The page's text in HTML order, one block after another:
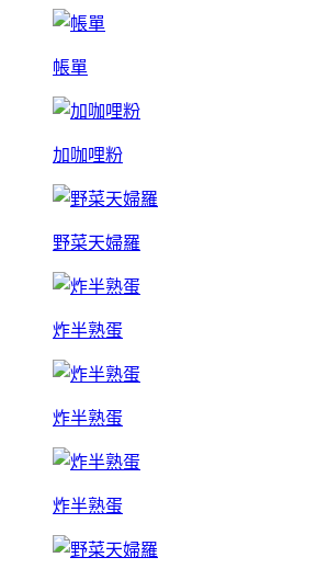
帳單
加咖哩粉
野菜天婦羅
炸半熟蛋
炸半熟蛋
炸半熟蛋